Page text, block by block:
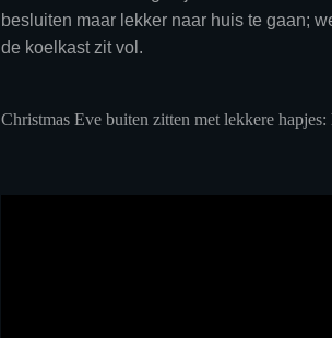
besluiten maar lekker naar huis te gaan;
de koelkast zit vol.
Christmas Eve buiten zitten met lekkere hapjes: